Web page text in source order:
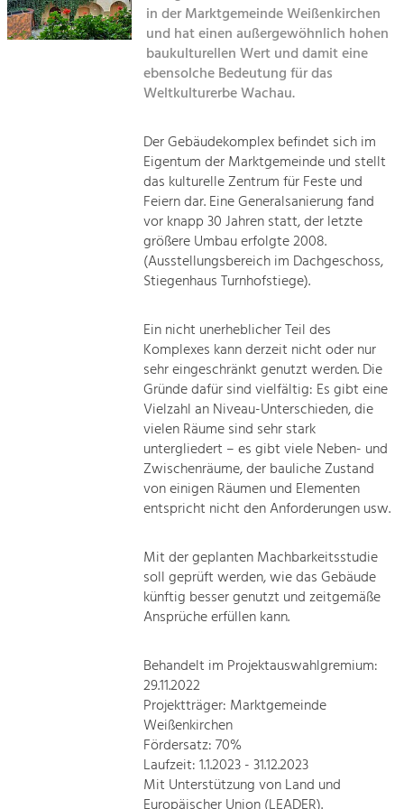
Landscape.
Offer Development and Positioning
Art & Culture
Crafts, Science and Research.
Social Affairs, Education
Equality, Youth and Integration.
Renewable Energy.
Increase in Regional Value Added.
in der Marktgemeinde Weißenkirchen
und hat einen außergewöhnlich hohen
baukulturellen Wert und damit eine
ebensolche Bedeutung für das
Weltkulturerbe Wachau.
Der Gebäudekomplex befindet sich im
Eigentum der Marktgemeinde und stellt
das kulturelle Zentrum für Feste und
Feiern dar. Eine Generalsanierung fand
vor knapp 30 Jahren statt, der letzte
größere Umbau erfolgte 2008.
(Ausstellungsbereich im Dachgeschoss,
Stiegenhaus Turnhofstiege).
Ein nicht unerheblicher Teil des
Komplexes kann derzeit nicht oder nur
sehr eingeschränkt genutzt werden. Die
Gründe dafür sind vielfältig: Es gibt eine
Vielzahl an Niveau-Unterschieden, die
vielen Räume sind sehr stark
untergliedert – es gibt viele Neben- und
Zwischenräume, der bauliche Zustand
von einigen Räumen und Elementen
entspricht nicht den Anforderungen usw.
Mit der geplanten Machbarkeitsstudie
soll geprüft werden, wie das Gebäude
künftig besser genutzt und zeitgemäße
Ansprüche erfüllen kann.
Behandelt im Projektauswahlgremium:
29.11.2022
Projektträger: Marktgemeinde
Weißenkirchen
Fördersatz: 70%
Laufzeit: 1.1.2023 - 31.12.2023
Mit Unterstützung von Land und